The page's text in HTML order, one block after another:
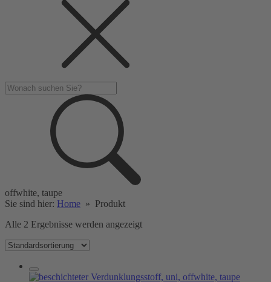
offwhite, taupe
Sie sind hier: Home » Produkt
Alle 2 Ergebnisse werden angezeigt